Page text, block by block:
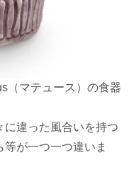
（マテュース）の食器
に違った風合いを持つ
が一つ一つ違いま